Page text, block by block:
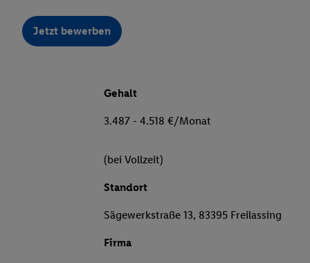
Jetzt bewerben
Gehalt
3.487 - 4.518 €/Monat
(bei Vollzeit)
Standort
Sägewerkstraße 13, 83395 Freilassing
Firma